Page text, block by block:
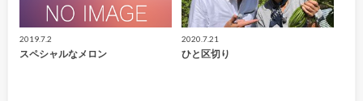
2019.7.2
スペシャルなメロン
2020.7.21
ひと区切り